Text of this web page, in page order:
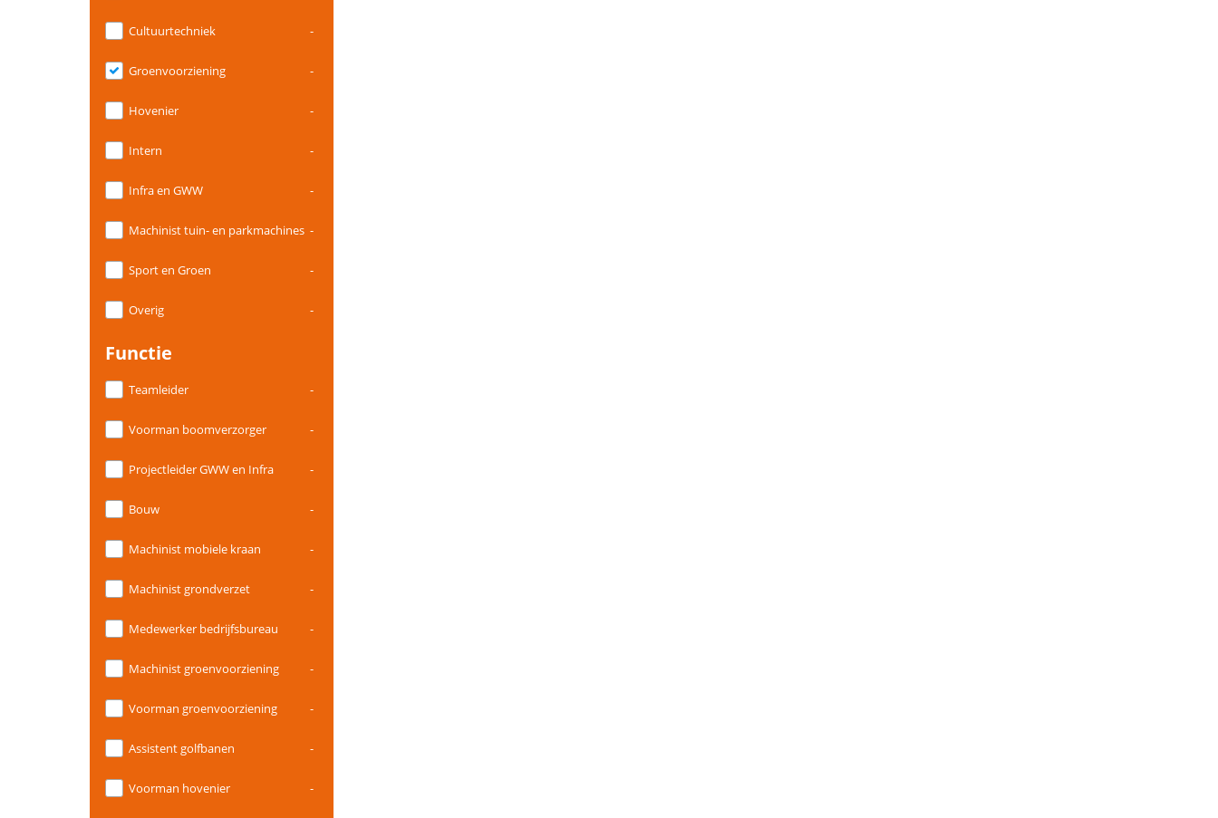
Cultuurtechniek -
Groenvoorziening -
Hovenier -
Intern -
Infra en GWW -
Machinist tuin- en parkmachines -
Sport en Groen -
Overig -
Functie
Teamleider -
Voorman boomverzorger -
Projectleider GWW en Infra -
Bouw -
Machinist mobiele kraan -
Machinist grondverzet -
Medewerker bedrijfsbureau -
Machinist groenvoorziening -
Voorman groenvoorziening -
Assistent golfbanen -
Voorman hovenier -